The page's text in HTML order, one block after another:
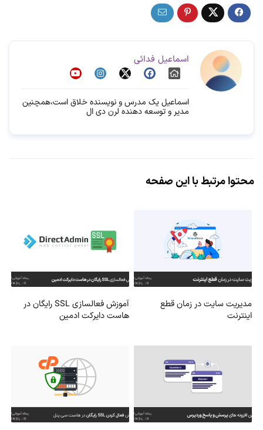
اسماعیل فدائی
اسماعیل یک مدرس و نویسنده خلاق است،همچنین
مدیر و توسعه دهنده لرن دی ال
محتوا مرتبط با این صفحه
مدیریت سایت در زمان قطع
اینترنت
آموزش فعالسازی SSL رایگان در
هاست دایرکت ادمین